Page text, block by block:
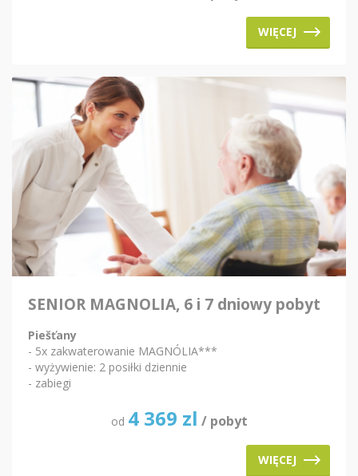
WIĘCEJ
SENIOR MAGNOLIA, 6 i 7 dniowy pobyt
Piešťany
- 5x zakwaterowanie MAGNÓLIA***
- wyżywienie: 2 posiłki dziennie
- zabiegi
od 4 369 zl / pobyt
WIĘCEJ